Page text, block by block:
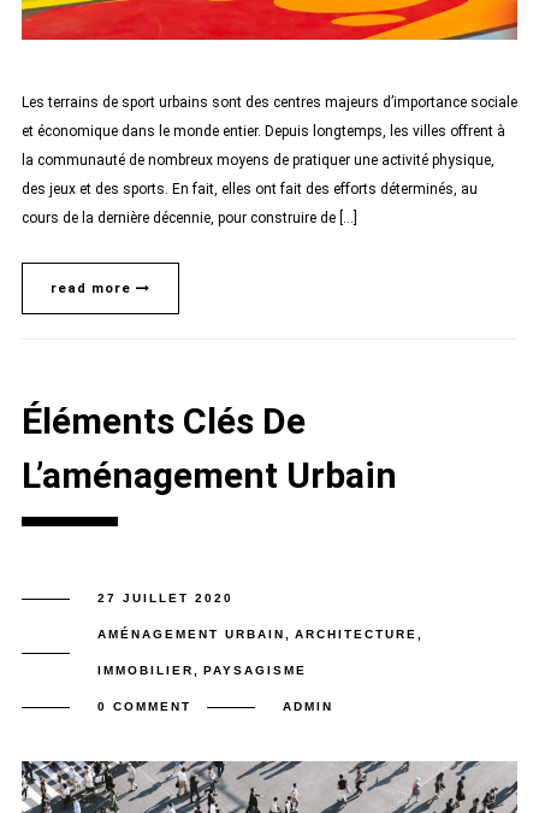
Les terrains de sport urbains sont des centres majeurs d’importance sociale
et économique dans le monde entier. Depuis longtemps, les villes offrent à
la communauté de nombreux moyens de pratiquer une activité physique,
des jeux et des sports. En fait, elles ont fait des efforts déterminés, au
cours de la dernière décennie, pour construire de […]
read more
Éléments Clés De
L’aménagement Urbain
27 JUILLET 2020
AMÉNAGEMENT URBAIN ARCHITECTURE
IMMOBILIER PAYSAGISME
0 COMMENT ADMIN